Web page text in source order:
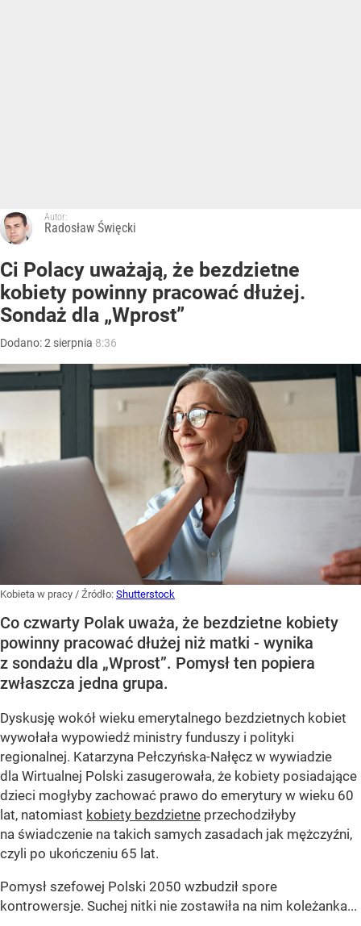
Autor:
Radosław Święcki
Ci Polacy uważają, że bezdzietne
kobiety powinny pracować dłużej.
Sondaż dla „Wprost”
Dodano:2 sierpnia 8:36
Kobieta w pracy / Źródło: Shutterstock
Co czwarty Polak uważa, że bezdzietne kobiety
powinny pracować dłużej niż matki - wynika
z sondażu dla „Wprost”. Pomysł ten popiera
zwłaszcza jedna grupa.
Dyskusję wokół wieku emerytalnego bezdzietnych kobiet
wywołała wypowiedź ministry funduszy i polityki
regionalnej. Katarzyna Pełczyńska-Nałęcz w wywiadzie
dla Wirtualnej Polski zasugerowała, że kobiety posiadające
dzieci mogłyby zachować prawo do emerytury w wieku 60
lat, natomiast kobiety bezdzietne przechodziłyby
na świadczenie na takich samych zasadach jak mężczyźni,
czyli po ukończeniu 65 lat.
Pomysł szefowej Polski 2050 wzbudził spore
kontrowersje. Suchej nitki nie zostawiła na nim koleżanka...